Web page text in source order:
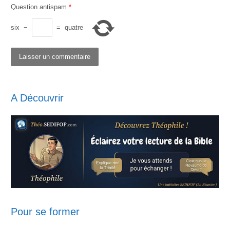
Question antispam *
six − = quatre
A Découvrir
Pour se former